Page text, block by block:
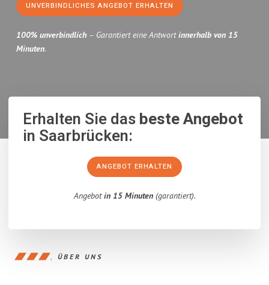
UNVERBINDLICHES ANGEBOT ERHALTEN
100% unverbindlich – Garantiert eine Antwortinnerhalb von 15
Minuten.
Erhalten Sie dasbeste Angebot
in Saarbrücken:
ANGEBOT ERHALTEN
Angebotin 15 Minuten(garantiert).
ÜBER UNS